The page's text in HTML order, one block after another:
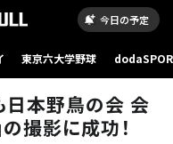
今日の予定
東京六大学野球
日本野鳥の会 会
撮影に成功！